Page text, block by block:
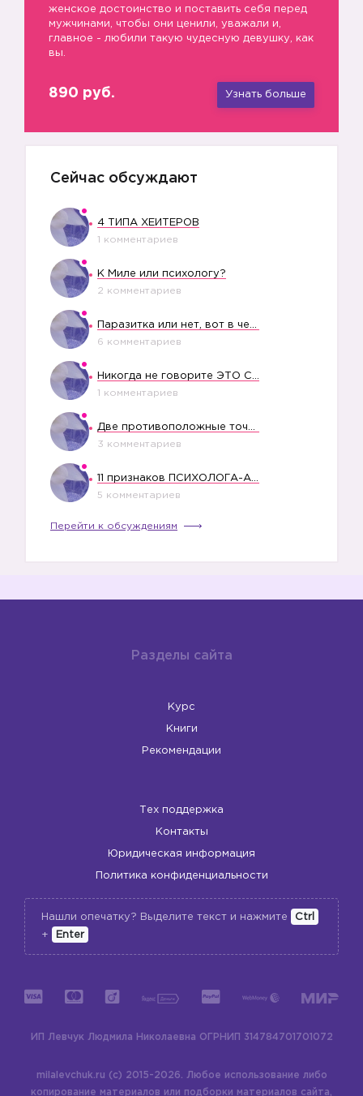
женское достоинство и поставить себя перед
мужчинами, чтобы они ценили, уважали и,
главное - любили такую чудесную девушку, как
вы.
890 руб. Узнать больше
Сейчас обсуждают
4 ТИПА ХЕЙТЕРОВ
1 комментариев
К Миле или психологу?
2 комментариев
6 комментариев
1 комментариев
3 комментариев
5 комментариев
Перейти к обсуждениям
Разделы сайта
Курс
Книги
Рекомендации
Тех поддержка
Контакты
Юридическая информация
Политика конфиденциальности
Нашли опечатку? Выделите текст и нажмите
Ctrl
+
Enter
ИП Левчук Людмила Николаевна ОГРНИП 314784701701072
milalevchuk.ru (c) 2015-2026.
Любое использование либо
копирование материалов или подборки материалов сайта,